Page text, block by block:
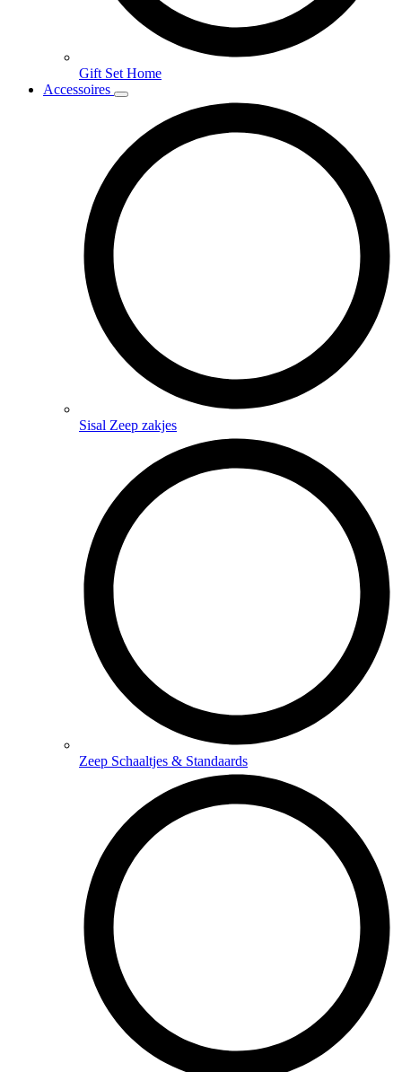
Gift Set Home
Accessoires
Sisal Zeep zakjes
Zeep Schaaltjes & Standaards